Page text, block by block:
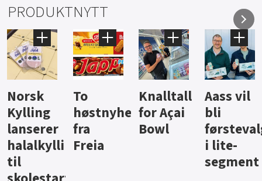
PRODUKTNYTT
Knalltall
for Açai
Bowl
Aass vil
bli
førstevalg
i lite-
Brus og
jus fra
Berentsen
Hard
iste fra
Hansa